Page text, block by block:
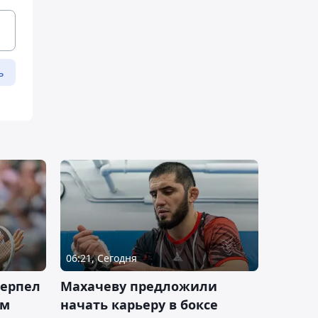
06:21, Сегодня
Махачеву предложили
начать карьеру в боксе